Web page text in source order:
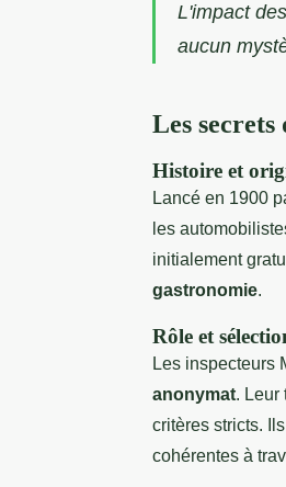
L'impact
aucun
Les
Histoire et
Lancé en 1900
les
initialement
gastronomie.
Rôle et
Les inspecteurs
anonymat. Leur
critères stricts.
cohérentes à